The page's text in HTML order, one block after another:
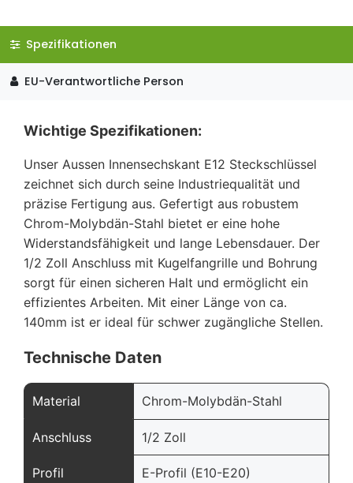
Spezifikationen
EU-Verantwortliche Person
Wichtige Spezifikationen:
Unser Aussen Innensechskant E12 Steckschlüssel
zeichnet sich durch seine Industriequalität und
präzise Fertigung aus. Gefertigt aus robustem
Chrom-Molybdän-Stahl bietet er eine hohe
Widerstandsfähigkeit und lange Lebensdauer. Der
1/2 Zoll Anschluss mit Kugelfangrille und Bohrung
sorgt für einen sicheren Halt und ermöglicht ein
effizientes Arbeiten. Mit einer Länge von ca.
140mm ist er ideal für schwer zugängliche Stellen.
Technische Daten
Material Chrom-Molybdän-Stahl
Anschluss 1/2 Zoll
Profil E-Profil (E10-E20)